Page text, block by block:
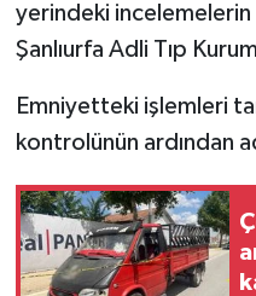
yerindeki
Şanlıurfa Adli Tıp
Emniyetteki işlemleri
kontrolünün ardından